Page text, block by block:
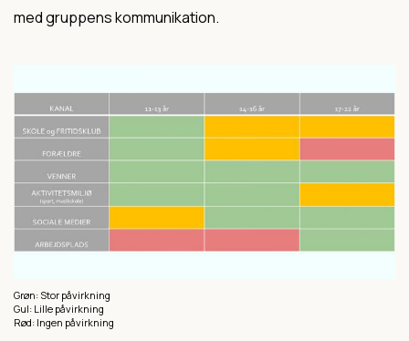
med gruppens kommunikation.
Grøn: Stor påvirkning
Gul: Lille påvirkning
Rød: Ingen påvirkning